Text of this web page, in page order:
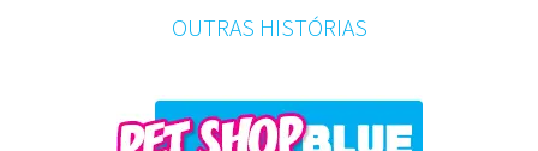
OUTRAS HISTÓRIAS